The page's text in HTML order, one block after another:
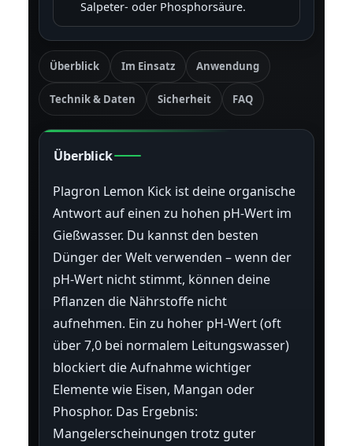
Salpeter- oder Phosphorsäure.
Überblick Im Einsatz Anwendung
Technik & Daten Sicherheit FAQ
Überblick
Plagron Lemon Kick ist deine organische
Antwort auf einen zu hohen pH-Wert im
Gießwasser. Du kannst den besten
Dünger der Welt verwenden – wenn der
pH-Wert nicht stimmt, können deine
Pflanzen die Nährstoffe nicht
aufnehmen. Ein zu hoher pH-Wert (oft
über 7,0 bei normalem Leitungswasser)
blockiert die Aufnahme wichtiger
Elemente wie Eisen, Mangan oder
Phosphor. Das Ergebnis:
Mangelerscheinungen trotz guter